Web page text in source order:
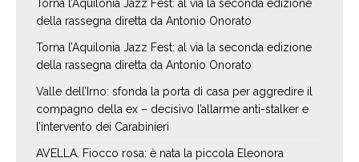
Torna l’Aquilonia Jazz Fest: al via la seconda edizione
della rassegna diretta da Antonio Onorato
Torna l’Aquilonia Jazz Fest: al via la seconda edizione
della rassegna diretta da Antonio Onorato
Valle dell’Irno: sfonda la porta di casa per aggredire il
compagno della ex – decisivo l’allarme anti-stalker e
l’intervento dei Carabinieri
AVELLA. Fiocco rosa: è nata la piccola Eleonora